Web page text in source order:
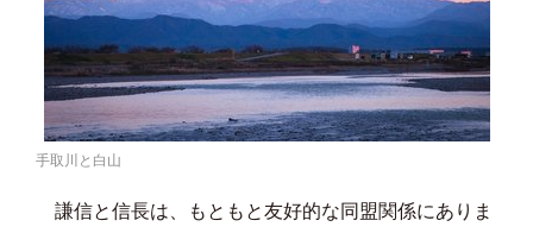
手取川と白山
謙信と信長は、もともと友好的な同盟関係にありま